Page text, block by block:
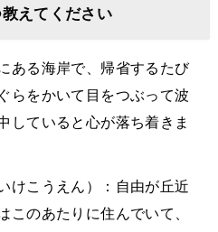
えてください
ある海岸で、帰省するたび
らをかいて目をつぶって波
していると心が落ち着きま
けこうえん）：自由が丘近
このあたりに住んでいて、